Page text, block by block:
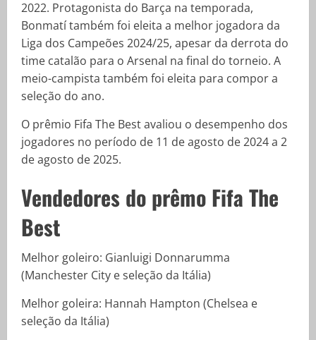
2022. Protagonista do Barça na temporada,
Bonmatí também foi eleita a melhor jogadora da
Liga dos Campeões 2024/25, apesar da derrota do
time catalão para o Arsenal na final do torneio. A
meio-campista também foi eleita para compor a
seleção do ano.
O prêmio Fifa The Best avaliou o desempenho dos
jogadores no período de 11 de agosto de 2024 a 2
de agosto de 2025.
Vendedores do prêmo Fifa The
Best
Melhor goleiro: Gianluigi Donnarumma
(Manchester City e seleção da Itália)
Melhor goleira: Hannah Hampton (Chelsea e
seleção da Itália)